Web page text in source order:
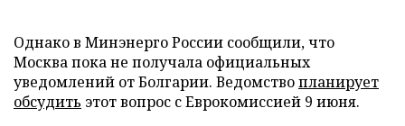
Однако в Минэнерго России сообщили, что
Москва пока не получала официальных
уведомлений от Болгарии. Ведомствопланирует
обсудить этот вопрос с Еврокомиссией 9 июня.